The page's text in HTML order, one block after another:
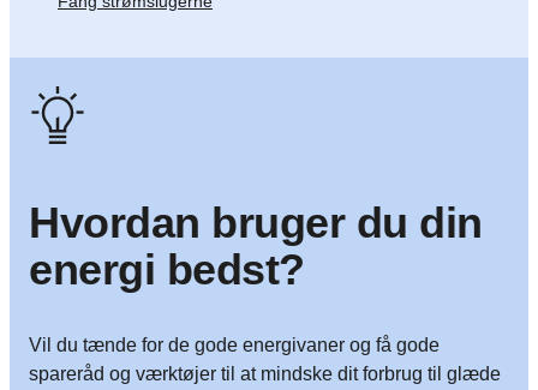
Hvordan bruger du din
energi bedst?
Vil du tænde for de gode energivaner og få gode
spareråd og værktøjer til at mindske dit forbrug til glæde